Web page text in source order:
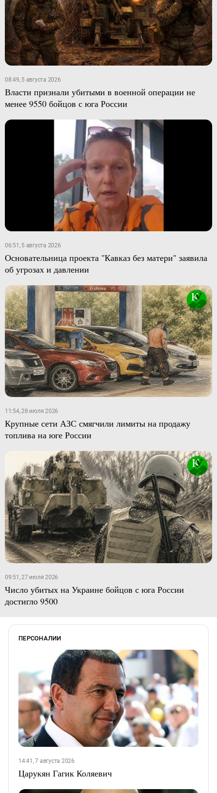
08:49, 5 августа 2026
Власти признали убитыми в военной операции не
менее 9550 бойцов с юга России
06:51, 5 августа 2026
Основательница проекта "Кавказ без матери" заявила
об угрозах и давлении
11:54, 28 июля 2026
Крупные сети АЗС смягчили лимиты на продажу
топлива на юге России
09:51, 27 июля 2026
Число убитых на Украине бойцов с юга России
достигло 9500
ПЕРСОНАЛИИ
14:41, 7 августа 2026
Царукян Гагик Коляевич